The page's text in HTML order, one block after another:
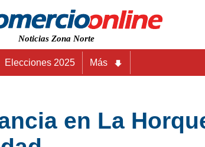
Noticias Zona Norte
Elecciones 2025 Más
en La